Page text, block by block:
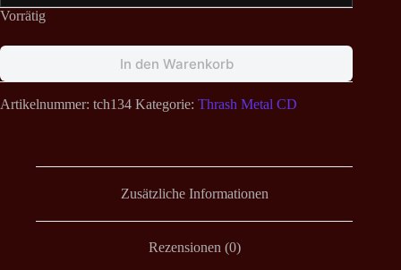
Vorrätig
In den Warenkorb
Artikelnummer: tch134 Kategorie: Thrash Metal CD
Zusätzliche Informationen
Rezensionen (0)